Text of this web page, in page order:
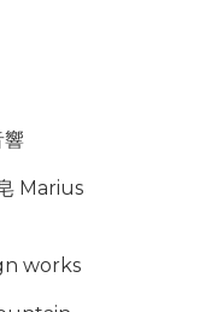
Marius
works